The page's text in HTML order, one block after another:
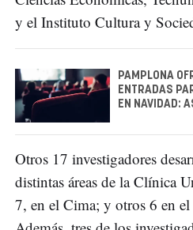
y el Instituto Cultura y
PAMPLONA
ENTRADAS
EN NAVIDAD:
Otros 17 investigadores
distintas áreas de la Clínica
7, en el Cima; y otros 6 en